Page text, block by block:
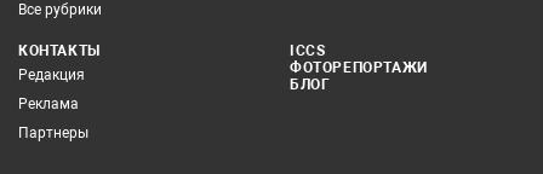
Все рубрики
КОНТАКТЫ
Редакция
Реклама
Партнеры
ICCS
ФОТОРЕПОРТАЖИ
БЛОГ